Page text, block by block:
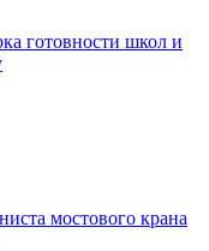
готовности школ и
мостового крана